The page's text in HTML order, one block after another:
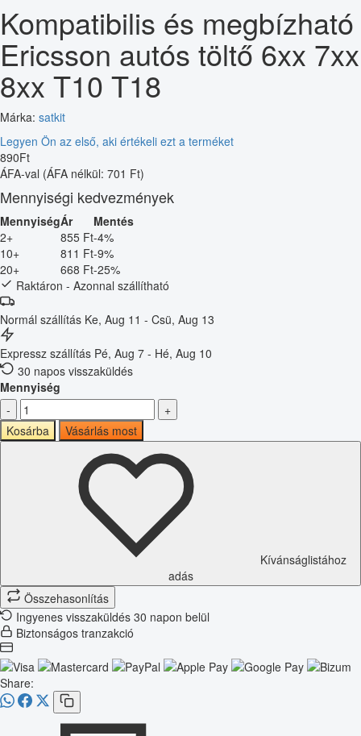
Kompatibilis és megbízható
Ericsson autós töltő 6xx 7xx
8xx T10 T18
Márka: satkit
Legyen Ön az első, aki értékeli ezt a terméket
890Ft
ÁFA-val (ÁFA nélkül: 701 Ft)
Mennyiségi kedvezmények
MennyiségÁr
Mentés
2+
855 Ft-4%
10+
811 Ft-9%
20+
668 Ft-25%
Raktáron - Azonnal szállítható
Normál szállítás Ke, Aug 11 - Csü, Aug 13
Expressz szállítás Pé, Aug 7 - Hé, Aug 10
30 napos visszaküldés
Mennyiség
-
+
Kosárba
Vásárlás most
Kívánságlistához
adás
Összehasonlítás
Ingyenes visszaküldés 30 napon belül
Biztonságos tranzakció
Share: